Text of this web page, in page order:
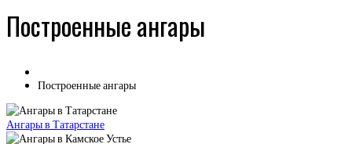
Построенные ангары
Построенные ангары
Ангары в Татарстане